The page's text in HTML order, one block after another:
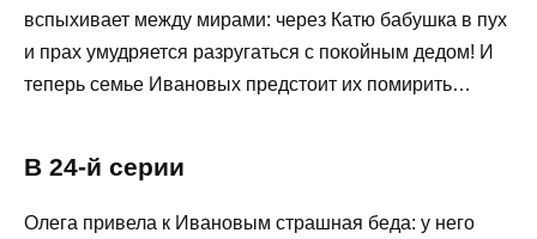
вспыхивает между мирами: через Катю бабушка в пух
и прах умудряется разругаться с покойным дедом! И
теперь семье Ивановых предстоит их помирить…
В 24-й серии
Олега привела к Ивановым страшная беда: у него